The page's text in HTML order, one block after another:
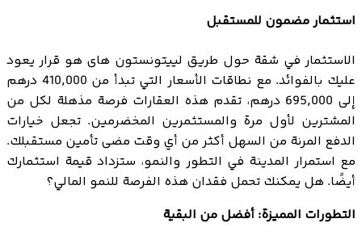
استثمار مضمون للمستقبل
الاستثمار في شقة حول طريق لييتونستون هاى هو قرار يعود
عليك بالفوائد. مع نطاقات الأسعار التي تبدأ من 410,000 درهم
إلى 695,000 درهم، تقدم هذه العقارات فرصة مذهلة لكل من
المشترين لأول مرة والمستثمرين المخضرمين. تجعل خيارات
الدفع المرنة من السهل أكثر من أي وقت مضى تأمين مستقبلك.
مع استمرار المدينة في التطور والنمو، ستزداد قيمة استثمارك
أيضًا. هل يمكنك تحمل فقدان هذه الفرصة للنمو المالي؟
التطورات المميزة: أفضل من البقية